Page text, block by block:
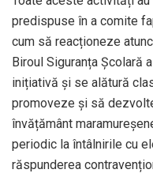
predispuse în a comite
cum să reacționeze
Biroul Siguranța Școlară
inițiativă și se alătură
promoveze și să
învățământ
periodic la întâlnirile cu
răspunderea